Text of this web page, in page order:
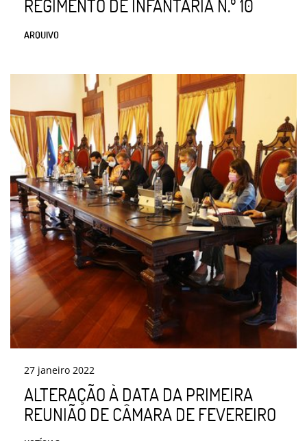
REGIMENTO DE INFANTARIA N.º 10
ARQUIVO
27 janeiro 2022
ALTERAÇÃO À DATA DA PRIMEIRA
REUNIÃO DE CÂMARA DE FEVEREIRO